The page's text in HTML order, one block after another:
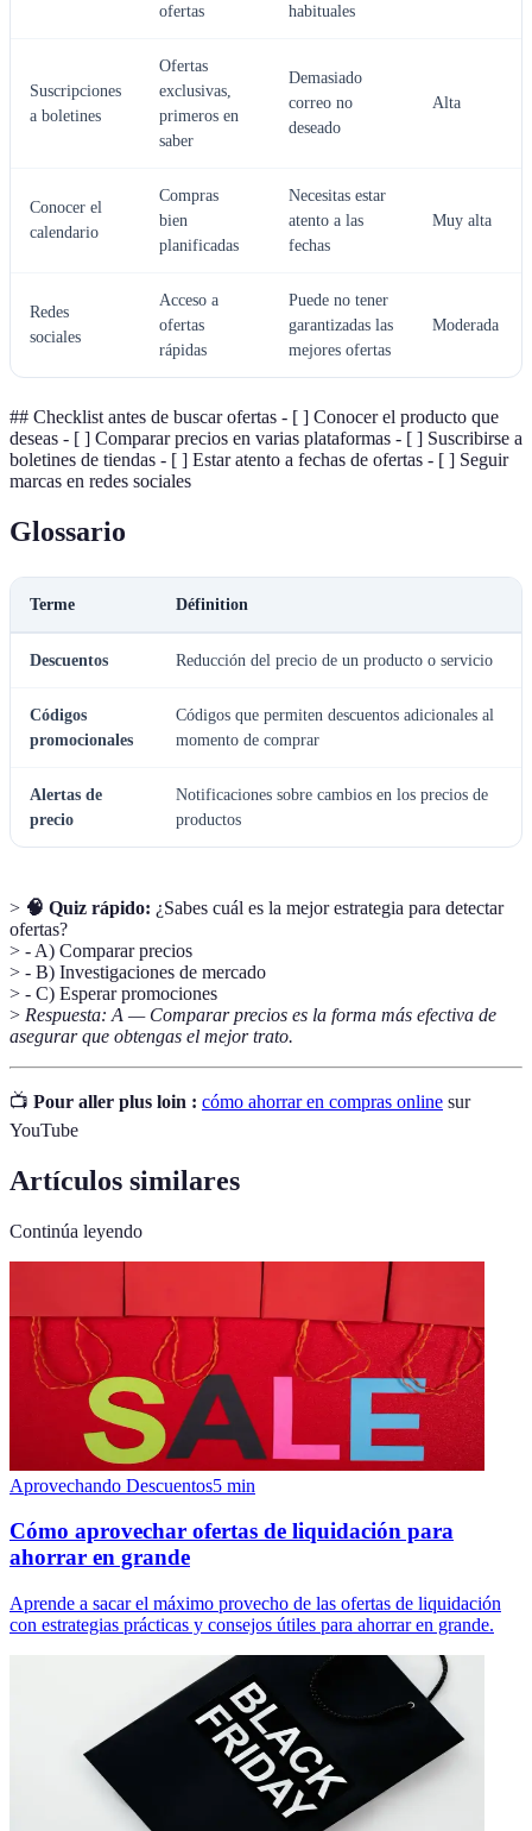
ofertas
habituales
Suscripciones
a boletines
Ofertas
exclusivas,
primeros en
saber
Demasiado
correo no
deseado
Alta
Conocer el
calendario
Compras
bien
planificadas
Necesitas estar
atento a las
fechas
Muy alta
Redes
sociales
Acceso a
ofertas
rápidas
Puede no tener
garantizadas las
mejores ofertas
Moderada
## Checklist antes de buscar ofertas - [ ] Conocer el producto que
deseas - [ ] Comparar precios en varias plataformas - [ ] Suscribirse a
boletines de tiendas - [ ] Estar atento a fechas de ofertas - [ ] Seguir
marcas en redes sociales
Glossario
Terme Définition
Descuentos Reducción del precio de un producto o servicio
Códigos
promocionales
Códigos que permiten descuentos adicionales al
momento de comprar
Alertas de
precio
Notificaciones sobre cambios en los precios de
productos
> 🧠 Quiz rápido: ¿Sabes cuál es la mejor estrategia para detectar
ofertas?
> - A) Comparar precios
> - B) Investigaciones de mercado
> - C) Esperar promociones
> Respuesta: A — Comparar precios es la forma más efectiva de
asegurar que obtengas el mejor trato.
📺 Pour aller plus loin : cómo ahorrar en compras online sur
YouTube
Artículos similares
Continúa leyendo
Aprovechando Descuentos5 min
Cómo aprovechar ofertas de liquidación para
ahorrar en grande
Aprende a sacar el máximo provecho de las ofertas de liquidación
con estrategias prácticas y consejos útiles para ahorrar en grande.